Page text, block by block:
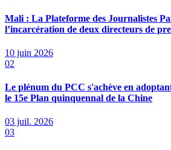
Mali : La Plateforme des Journalistes
l’incarcération de deux directeurs de
10 juin 2026
02
Le plénum du PCC s'achève en
le 15e Plan quinquennal de la Chine
03 juil. 2026
03